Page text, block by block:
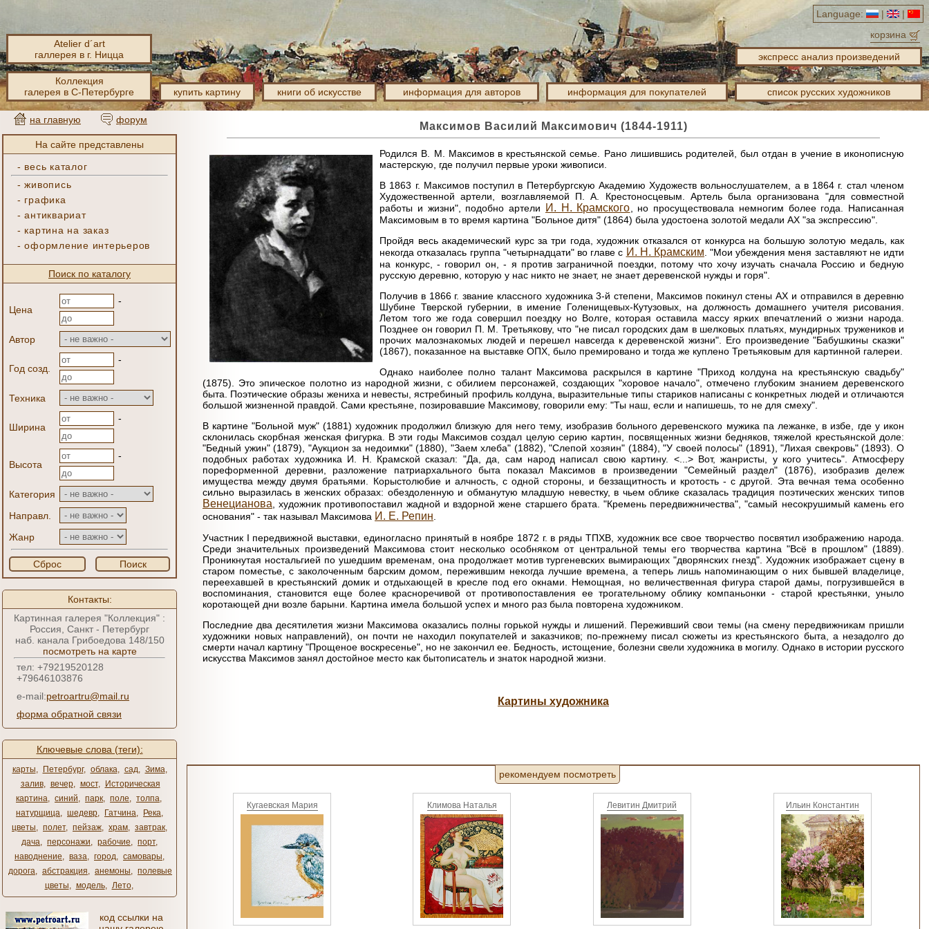
Language: |
|
корзина
Atelier d´art
галлерея в г. Ницца
экспресс анализ произведений
Коллекция
галерея в С-Петербурге
купить картину книги об искусстве информация для авторов информация для покупателей список русских художников
на главную форум
На сайте представлены
- весь каталог
-живопись
- графика
-антиквариат
- картина на заказ
-оформление интерьеров
Поиск по каталогу
Цена
-
Автор
Год созд.
-
Техника
Ширина
-
Высота
-
Категория
Направл.
Жанр
Сброс Поиск
Контакты:
Картинная галерея "Коллекция" :
Россия, Санкт - Петербург
наб. канала Грибоедова 148/150
посмотреть на карте
тел: +79219520128
+79646103876
e-mail:petroartru@mail.ru
форма обратной связи
Ключевые слова (теги):
карты, Петербург, облака, сад, Зима,
залив, вечер, мост,
Историческая
картина, синий, парк, поле, толпа,
натурщица, шедевр, Гатчина, Река,
цветы, полет, пейзаж, храм, завтрак,
дача, персонажи, рабочие, порт,
наводнение, ваза, город, самовары,
дорога, абстракция, анемоны, полевые
цветы, модель, Лето,
код ссылки на
Максимов Василий Максимович (1844-1911)
Родился В. М. Максимов в крестьянской семье. Рано лишившись родителей, был отдан в учение в иконописную
мастерскую, где получил первые уроки живописи.
В 1863 г. Максимов поступил в Петербургскую Академию Художеств вольнослушателем, а в 1864 г. стал членом
Художественной артели, возглавляемой П. А. Крестоносцевым. Артель была организована "для совместной
работы и жизни", подобно артели
И. Н. Крамского , но просуществовала немногим более года. Написанная
Максимовым в то время картина "Больное дитя" (1864) была удостоена золотой медали АХ "за экспрессию".
Пройдя весь академический курс за три года, художник отказался от конкурса на большую золотую медаль, как
некогда отказалась группа "четырнадцати" во главе с И. Н. Крамским . "Мои убеждения меня заставляют не идти
на конкурс, - говорил он, - я против заграничной поездки, потому что хочу изучать сначала Россию и бедную
русскую деревню, которую у нас никто не знает, не знает деревенской нужды и горя".
Получив в 1866 г. звание классного художника 3-й степени, Максимов покинул стены АХ и отправился в деревню
Шубине Тверской губернии, в имение Голенищевых-Кутузовых, на должность домашнего учителя рисования.
Летом того же года совершил поездку но Волге, которая оставила массу ярких впечатлений о жизни народа.
Позднее он говорил П. М. Третьякову, что "не писал городских дам в шелковых платьях, мундирных тружеников и
прочих малознакомых людей и перешел навсегда к деревенской жизни". Его произведение "Бабушкины сказки"
(1867), показанное на выставке ОПХ, было премировано и тогда же куплено Третьяковым для картинной галереи.
Однако наиболее полно талант Максимова раскрылся в картине "Приход колдуна на крестьянскую свадьбу"
(1875). Это эпическое полотно из народной жизни, с обилием персонажей, создающих "хоровое начало", отмечено глубоким знанием деревенского
быта. Поэтические образы жениха и невесты, ястребиный профиль колдуна, выразительные типы стариков написаны с конкретных людей и отличаются
большой жизненной правдой. Сами крестьяне, позировавшие Максимову, говорили ему: "Ты наш, если и напишешь, то не для смеху".
В картине "Больной муж" (1881) художник продолжил близкую для него тему, изобразив больного деревенского мужика па лежанке, в избе, где у икон
склонилась скорбная женская фигурка. В эти годы Максимов создал целую серию картин, посвященных жизни бедняков, тяжелой крестьянской доле:
"Бедный ужин" (1879), "Аукцион за недоимки" (1880), "Заем хлеба" (1882), "Слепой хозяин" (1884), "У своей полосы" (1891), "Лихая свекровь" (1893). О
подобных работах художника И. Н. Крамской сказал: "Да, да, сам народ написал свою картину. <...> Вот, жанристы, у кого учитесь". Атмосферу
пореформенной деревни, разложение патриархального быта показал Максимов в произведении "Семейный раздел" (1876), изобразив дележ
имущества между двумя братьями. Корыстолюбие и алчность, с одной стороны, и беззащитность и кротость - с другой. Эта вечная тема особенно
сильно выразилась в женских образах: обездоленную и обманутую младшую невестку, в чьем облике сказалась традиция поэтических женских типов
Венецианова , художник противопоставил жадной и вздорной жене старшего брата. "Кремень передвижничества", "самый несокрушимый камень его
основания" - так называл Максимова И. Е. Репин
Участник I передвижной выставки, единогласно принятый в ноябре 1872 г. в ряды ТПХВ, художник все свое творчество посвятил изображению народа.
Среди значительных произведений Максимова стоит несколько особняком от центральной темы его творчества картина "Всё в прошлом" (1889).
Проникнутая ностальгией по ушедшим временам, она продолжает мотив тургеневских вымирающих "дворянских гнезд". Художник изображает сцену в
старом поместье, с заколоченным барским домом, пережившим некогда лучшие времена, а теперь лишь напоминающим о них бывшей владелице,
переехавшей в крестьянский домик и отдыхающей в кресле под его окнами. Немощная, но величественная фигура старой дамы, погрузившейся в
воспоминания, становится еще более красноречивой от противопоставления ее трогательному облику компаньонки - старой крестьянки, уныло
коротающей дни возле барыни. Картина имела большой успех и много раз была повторена художником.
Последние два десятилетия жизни Максимова оказались полны горькой нужды и лишений. Переживший свои темы (на смену передвижникам пришли
художники новых направлений), он почти не находил покупателей и заказчиков; по-прежнему писал сюжеты из крестьянского быта, а незадолго до
смерти начал картину "Прощеное воскресенье", но не закончил ее. Бедность, истощение, болезни свели художника в могилу. Однако в истории русского
искусства Максимов занял достойное место как бытописатель и знаток народной жизни.
Картины художника
рекомендуем посмотреть
Кугаевская Мария Климова Наталья Левитин Дмитрий Ильин Константин